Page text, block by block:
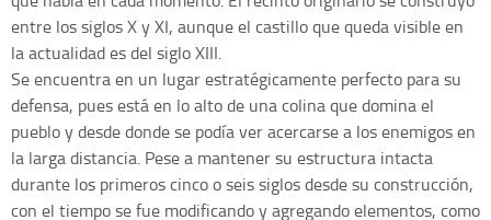
entre los siglos X y XI, aunque el castillo que queda visible en
la actualidad es del siglo XIII.
Se encuentra en un lugar estratégicamente perfecto para su
defensa, pues está en lo alto de una colina que domina el
pueblo y desde donde se podía ver acercarse a los enemigos en
la larga distancia. Pese a mantener su estructura intacta
durante los primeros cinco o seis siglos desde su construcción,
con el tiempo se fue modificando y agregando elementos, como